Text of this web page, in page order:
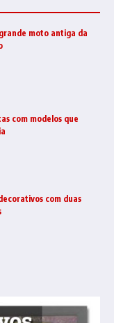
moto antiga da
com modelos que
com duas